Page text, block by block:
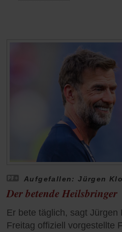
Aufgefallen: Jürgen
Der betende Heilsbringer
Er bete täglich, sagt
Freitag offiziell vorgestellte